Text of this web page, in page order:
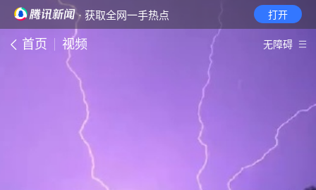
· 获取全网一手热点 打开
首页 视频 无障碍